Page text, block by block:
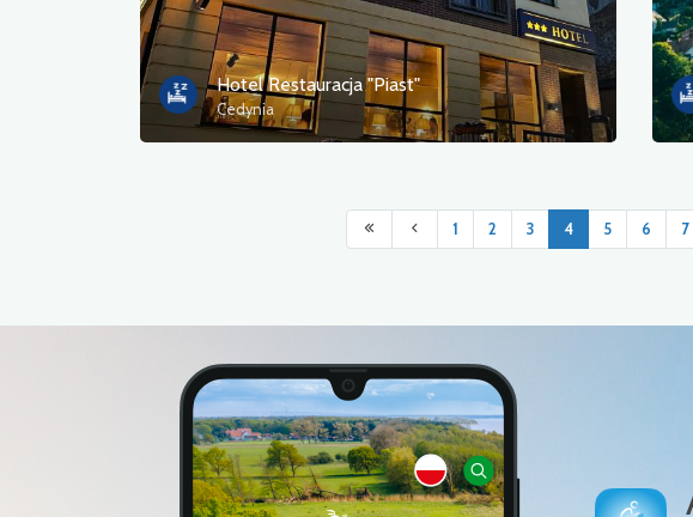
Hotel Restauracja "Piast"
Cedynia
1 2 3 4 5 6 7